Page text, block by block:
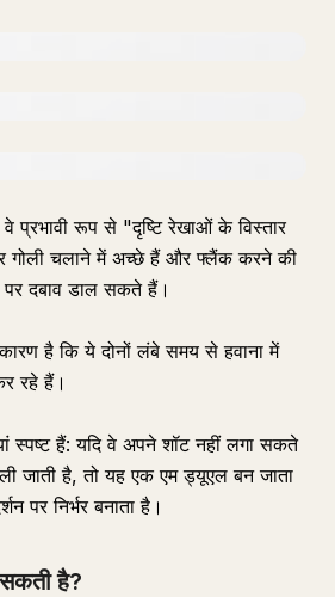
प्रभावी रूप से "दृष्टि रेखाओं के विस्तार
गोली चलाने में अच्छे हैं और फ्लैंक करने की
दबाव डाल सकते हैं।
है कि ये दोनों लंबे समय से हवाना में
रहे हैं।
स्पष्ट हैं: यदि वे अपने शॉट नहीं लगा सकते
जाती है, तो यह एक एम ड्यूएल बन जाता
पर निर्भर बनाता है।
सकती है?